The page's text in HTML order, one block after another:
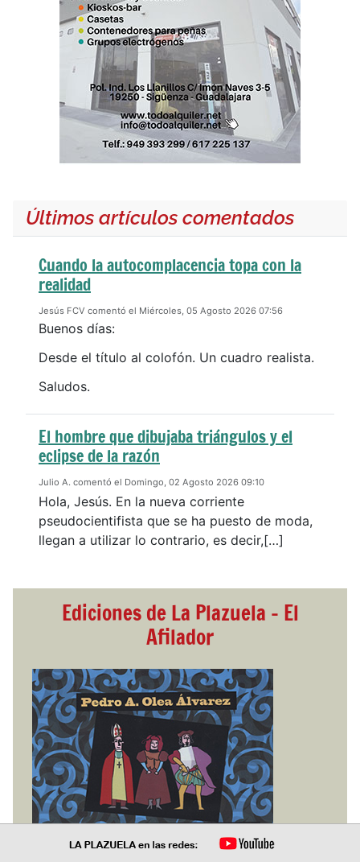
Últimos artículos comentados
Cuando la autocomplacencia topa con la
realidad
Jesús FCV comentó el Miércoles, 05 Agosto 2026 07:56
Buenos días:
Desde el título al colofón. Un cuadro realista.
Saludos.
El hombre que dibujaba triángulos y el
eclipse de la razón
Julio A. comentó el Domingo, 02 Agosto 2026 09:10
Hola, Jesús. En la nueva corriente
pseudocientifista que se ha puesto de moda,
llegan a utilizar lo contrario, es decir,[…]
Ediciones de La Plazuela - El
Afilador